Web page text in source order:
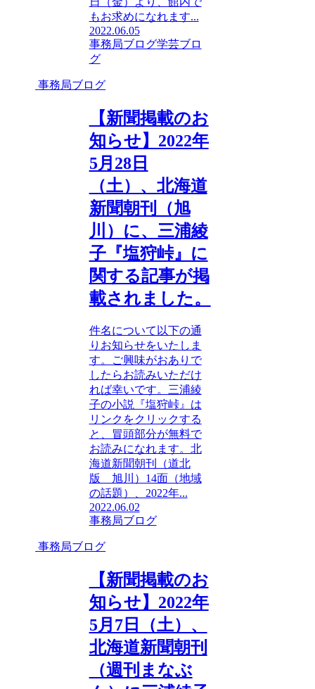
もお求めになれます...
2022.06.05
事務局ブログ学芸ブロ
グ
事務局ブログ
【新聞掲載のお
知らせ】2022年
5月28日
（土）、北海道
新聞朝刊（旭
川）に、三浦綾
子『塩狩峠』に
関する記事が掲
載されました。
件名について以下の通
りお知らせをいたしま
す。ご興味がおありで
したらお読みいただけ
れば幸いです。三浦綾
子の小説『塩狩峠』は
リンクをクリックする
と、冒頭部分が無料で
お読みになれます。北
海道新聞朝刊（道北
版 旭川）14面（地域
の話題）、2022年...
2022.06.02
事務局ブログ
事務局ブログ
【新聞掲載のお
知らせ】2022年
5月7日（土）、
北海道新聞朝刊
（週刊まなぶ